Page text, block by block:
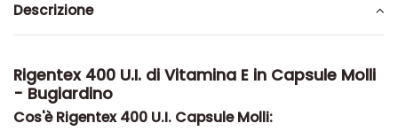
Descrizione
Rigentex 400 U.I. di Vitamina E in Capsule Molli
- Bugiardino
Cos'è Rigentex 400 U.I. Capsule Molli: